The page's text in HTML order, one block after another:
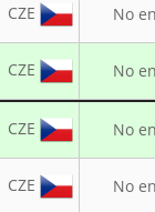
CZE No
CZE No
CZE No
CZE No